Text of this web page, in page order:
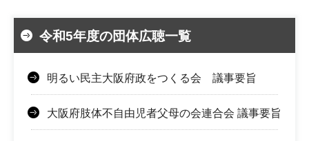
令和5年度の団体広聴一覧
明るい民主大阪府政をつくる会 議事要旨
大阪府肢体不自由児者父母の会連合会 議事要旨